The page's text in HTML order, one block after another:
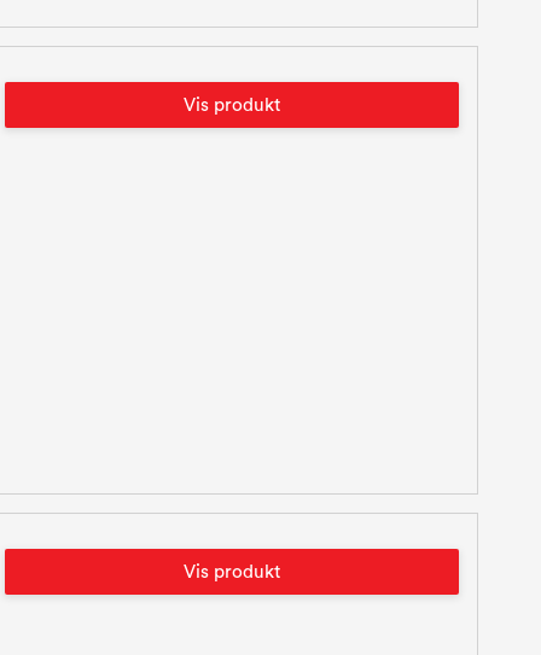
Vis produkt
Vis produkt